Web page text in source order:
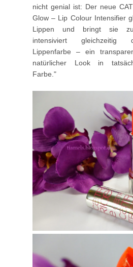
nicht genial ist: Der neue
Glow – Lip Colour Intensifier
Lippen und bringt sie
intensiviert gleichzeitig
Lippenfarbe – ein
natürlicher Look in
Farbe."